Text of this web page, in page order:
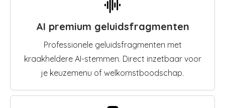
AI premium geluidsfragmenten
Professionele geluidsfragmenten met
kraakheldere AI-stemmen. Direct inzetbaar voor
je keuzemenu of welkomstboodschap.